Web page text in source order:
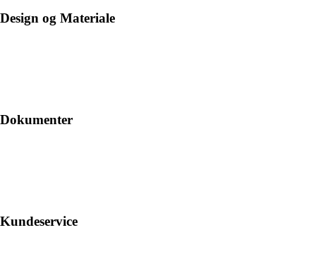
Design og Materiale
Dokumenter
Kundeservice